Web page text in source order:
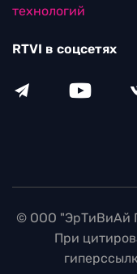
технологий
RTVI в соцсетях
© ООО "ЭрТиВиАй
При